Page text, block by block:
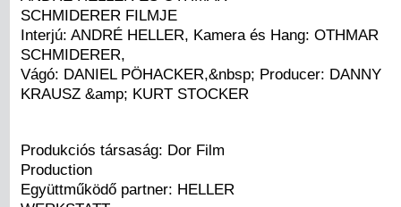
SCHMIDERER FILMJE
Interjú: ANDRÉ HELLER, Kamera és Hang: OTHMAR
SCHMIDERER,
Vágó: DANIEL PÖHACKER,&nbsp; Producer: DANNY
KRAUSZ &amp; KURT STOCKER
Produkciós társaság: Dor Film
Production
Együttműködő partner: HELLER